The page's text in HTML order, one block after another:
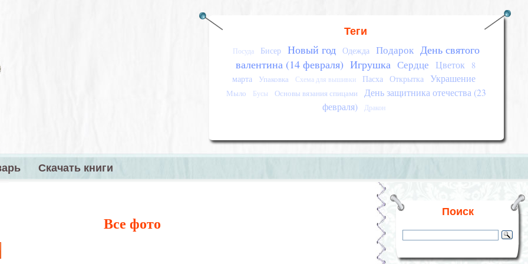
Теги
Посуда Бисер Новый год Одежда Подарок День святого
валентина (14 февраля) Игрушка Сердце Цветок
8
марта
Упаковка Схема для вышивки Пасха Открытка Украшение
Мыло Бусы Основы вязания спицами
День защитника отечества (23
февраля)
Дракон
Скачать книги
Все фото
Поиск